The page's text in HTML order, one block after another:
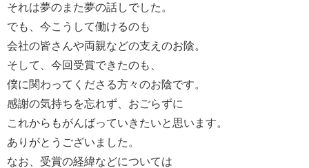
それは夢のまた夢の話しでした。
でも、今こうして働けるのも
会社の皆さんや両親などの支えのお陰。
そして、今回受賞できたのも、
僕に関わってくださる方々のお陰です。
感謝の気持ちを忘れず、おごらずに
これからもがんばっていきたいと思います。
ありがとうございました。
なお、受賞の経緯などについては